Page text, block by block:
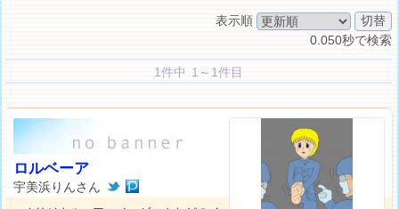
表示順
0.050秒で検索
1件中 1～1件目
ロルベーア
宇美浜りんさん